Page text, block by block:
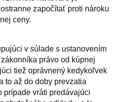
započítať proti nároku
ceny.
v súlade s ustanovením
právo od kúpnej
tiež oprávnený kedykoľvek
to až do doby prevzatia
prípade vráti predávajúci